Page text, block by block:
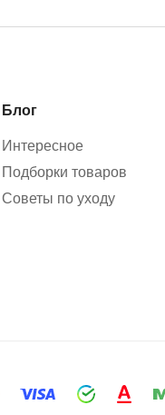
Блог
Интересное
Подборки товаров
Советы по уходу